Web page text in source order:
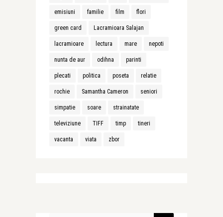
emisiuni familie film flori
green card Lacramioara Salajan
lacramioare lectura mare nepoti
nunta de aur odihna parinti
plecati politica poseta relatie
rochie Samantha Cameron seniori
simpatie soare strainatate
televiziune TIFF timp tineri
vacanta viata zbor